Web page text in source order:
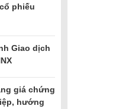
phiếu
Giao dịch
giá chứng
hướng